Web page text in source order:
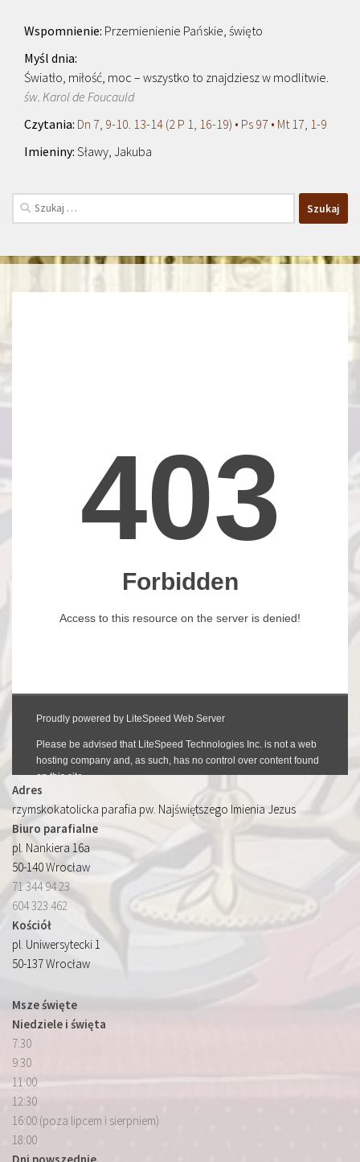
Przemienienie Pańskie, święto
Światło, miłość, moc – wszystko to znajdziesz w modlitwie.
św. Karol de Foucauld
Dn 7, 9-10. 13-14 (2 P 1, 16-19) • Ps 97 • Mt 17, 1-9
Sławy, Jakuba
Szukaj:
Adres
rzymskokatolicka parafia pw. Najświętszego Imienia Jezus
Biuro parafialne
pl. Nankiera 16a
50-140 Wrocław
71 344 94 23
604 323 462
Kościół
pl. Uniwersytecki 1
50-137 Wrocław
Msze święte
Niedziele i święta
7:30
9:30
11:00
12:30
16:00 (poza lipcem i sierpniem)
18:00
Dni powszednie